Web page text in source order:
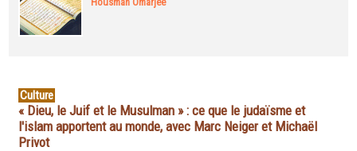
Culture
« Dieu, le Juif et le Musulman » : ce que le judaïsme et
l'islam apportent au monde, avec Marc Neiger et Michaël
Privot